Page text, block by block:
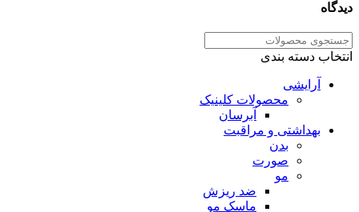
دیدگاه
انتخاب دسته بندی
آرایشی
محصولات کلینیک
آبرسان
بهداشتی و مراقبت
بدن
صورت
مو
ضد ریزش
ماسک مو